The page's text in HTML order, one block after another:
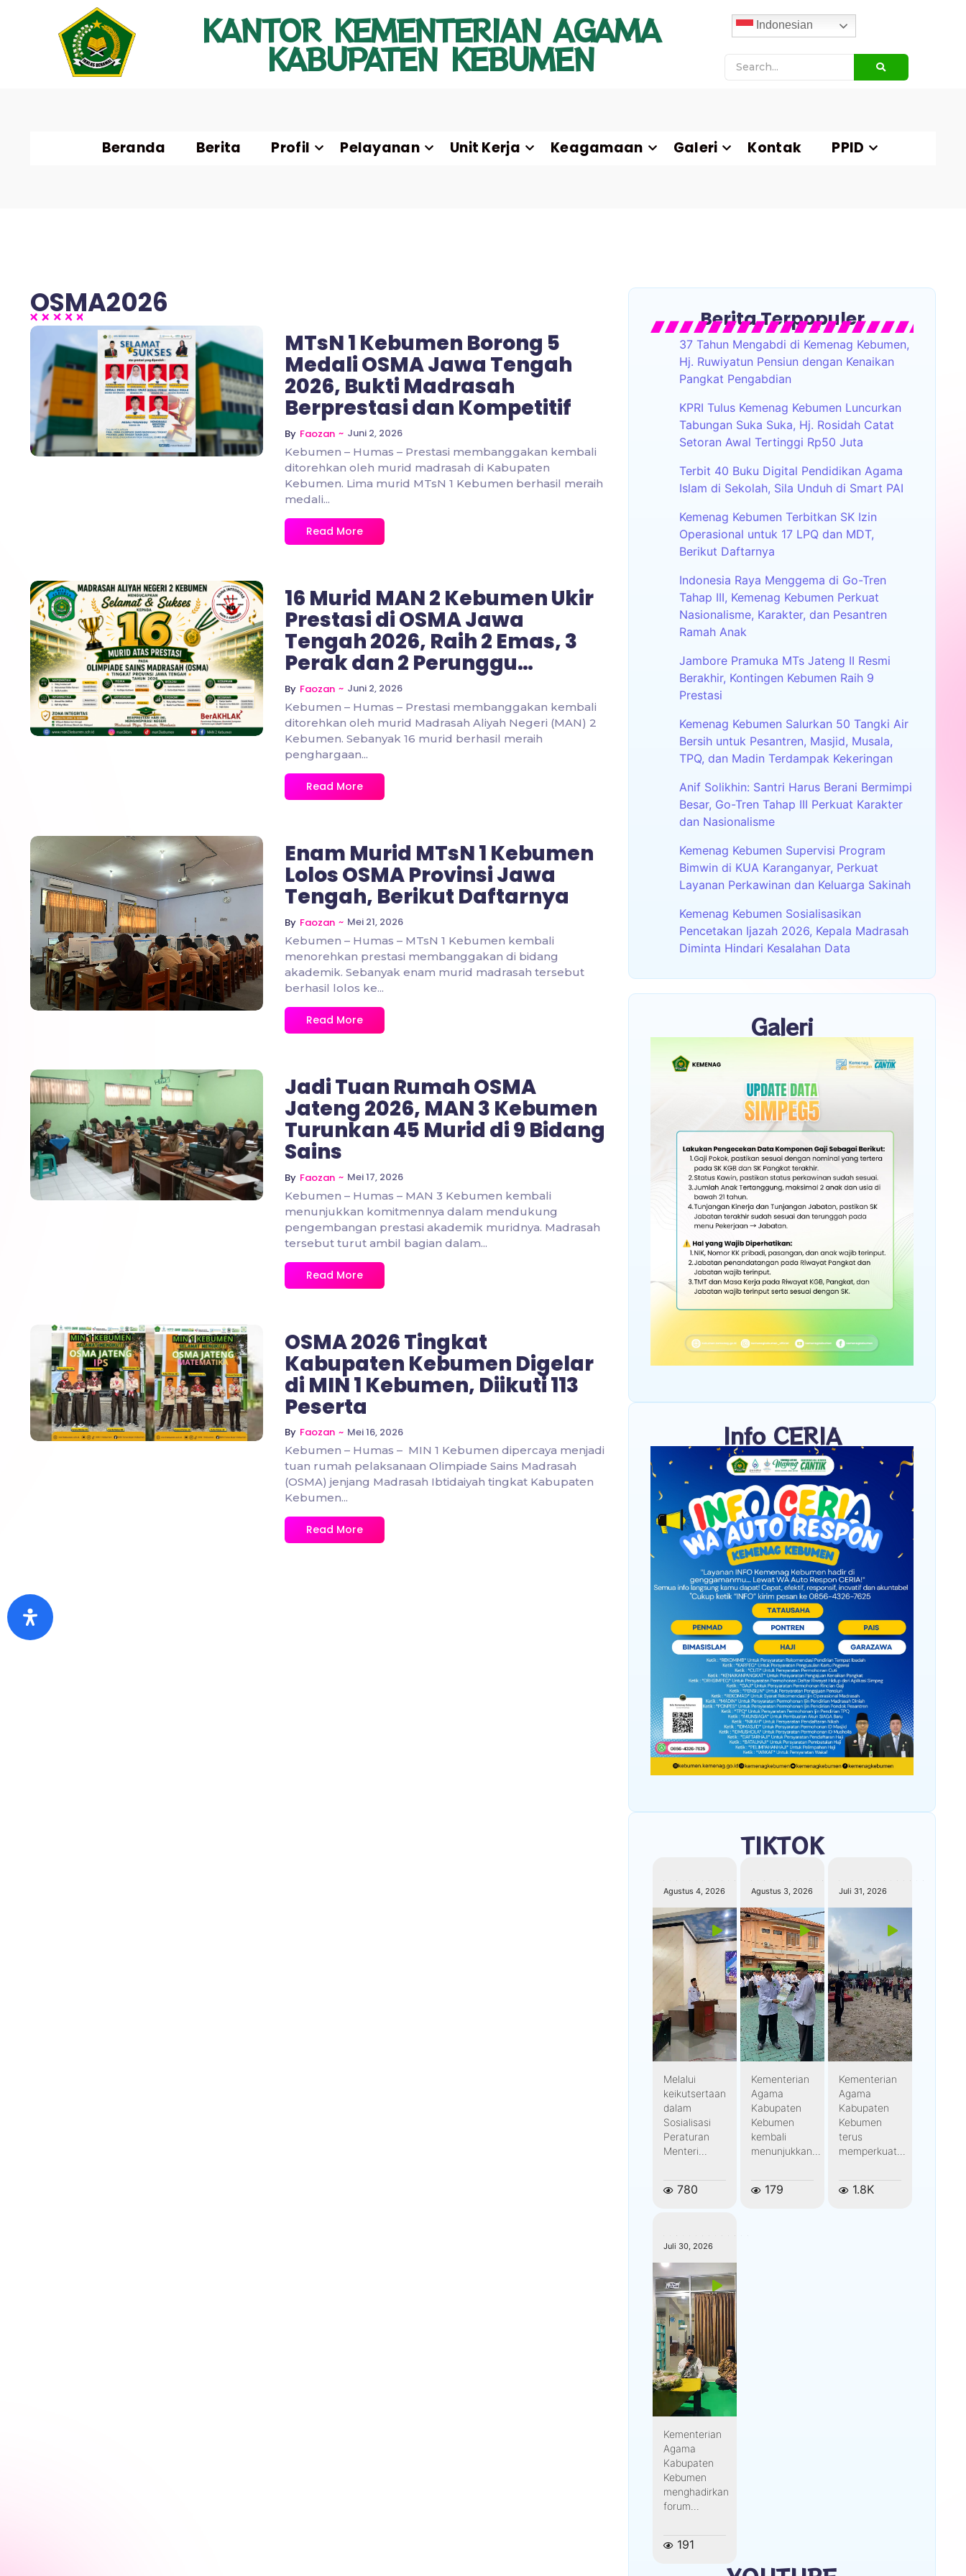
KANTOR KEMENTERIAN AGAMA
KABUPATEN KEBUMEN
Indonesian
Beranda Berita Profil Pelayanan Unit Kerja Keagamaan Galeri Kontak PPID
OSMA2026
No Comments
MTsN 1 Kebumen Borong 5
Medali OSMA Jawa Tengah
2026, Bukti Madrasah
Berprestasi dan Kompetitif
By Faozan ~ Juni 2, 2026
Kebumen – Humas – Prestasi membanggakan kembali
ditorehkan oleh murid madrasah di Kabupaten
Kebumen. Lima murid MTsN 1 Kebumen berhasil meraih
medali...
Read More
No Comments
16 Murid MAN 2 Kebumen Ukir
Prestasi di OSMA Jawa
Tengah 2026, Raih 2 Emas, 3
Perak dan 2 Perunggu…
By Faozan ~ Juni 2, 2026
Kebumen – Humas – Prestasi membanggakan kembali
ditorehkan oleh murid Madrasah Aliyah Negeri (MAN) 2
Kebumen. Sebanyak 16 murid berhasil meraih
penghargaan...
Read More
No Comments
Enam Murid MTsN 1 Kebumen
Lolos OSMA Provinsi Jawa
Tengah, Berikut Daftarnya
By Faozan ~ Mei 21, 2026
Kebumen – Humas – MTsN 1 Kebumen kembali
menorehkan prestasi membanggakan di bidang
akademik. Sebanyak enam murid madrasah tersebut
berhasil lolos ke...
Read More
No Comments
Jadi Tuan Rumah OSMA
Jateng 2026, MAN 3 Kebumen
Turunkan 45 Murid di 9 Bidang
Sains
By Faozan ~ Mei 17, 2026
Kebumen – Humas – MAN 3 Kebumen kembali
menunjukkan komitmennya dalam mendukung
pengembangan prestasi akademik muridnya. Madrasah
tersebut turut ambil bagian dalam...
Read More
No Comments
OSMA 2026 Tingkat
Kabupaten Kebumen Digelar
di MIN 1 Kebumen, Diikuti 113
Peserta
By Faozan ~ Mei 16, 2026
Kebumen – Humas – MIN 1 Kebumen dipercaya menjadi
tuan rumah pelaksanaan Olimpiade Sains Madrasah
(OSMA) jenjang Madrasah Ibtidaiyah tingkat Kabupaten
Kebumen...
Read More
Berita Terpopuler
37 Tahun Mengabdi di Kemenag Kebumen,
Hj. Ruwiyatun Pensiun dengan Kenaikan
Pangkat Pengabdian
KPRI Tulus Kemenag Kebumen Luncurkan
Tabungan Suka Suka, Hj. Rosidah Catat
Setoran Awal Tertinggi Rp50 Juta
Terbit 40 Buku Digital Pendidikan Agama
Islam di Sekolah, Sila Unduh di Smart PAI
Kemenag Kebumen Terbitkan SK Izin
Operasional untuk 17 LPQ dan MDT,
Berikut Daftarnya
Indonesia Raya Menggema di Go-Tren
Tahap III, Kemenag Kebumen Perkuat
Nasionalisme, Karakter, dan Pesantren
Ramah Anak
Jambore Pramuka MTs Jateng II Resmi
Berakhir, Kontingen Kebumen Raih 9
Prestasi
Kemenag Kebumen Salurkan 50 Tangki Air
Bersih untuk Pesantren, Masjid, Musala,
TPQ, dan Madin Terdampak Kekeringan
Anif Solikhin: Santri Harus Berani Bermimpi
Besar, Go-Tren Tahap III Perkuat Karakter
dan Nasionalisme
Kemenag Kebumen Supervisi Program
Bimwin di KUA Karanganyar, Perkuat
Layanan Perkawinan dan Keluarga Sakinah
Kemenag Kebumen Sosialisasikan
Pencetakan Ijazah 2026, Kepala Madrasah
Diminta Hindari Kesalahan Data
Galeri
Info CERIA
TIKTOK
Agustus 4, 2026
Melalui
keikutsertaan
dalam
Sosialisasi
Peraturan
Menteri...
780
Agustus 3, 2026
Kementerian
Agama
Kabupaten
Kebumen
kembali
menunjukkan...
179
Juli 31, 2026
Kementerian
Agama
Kabupaten
Kebumen
terus
memperkuat...
1.8K
Juli 30, 2026
Kementerian
Agama
Kabupaten
Kebumen
menghadirkan
forum...
191